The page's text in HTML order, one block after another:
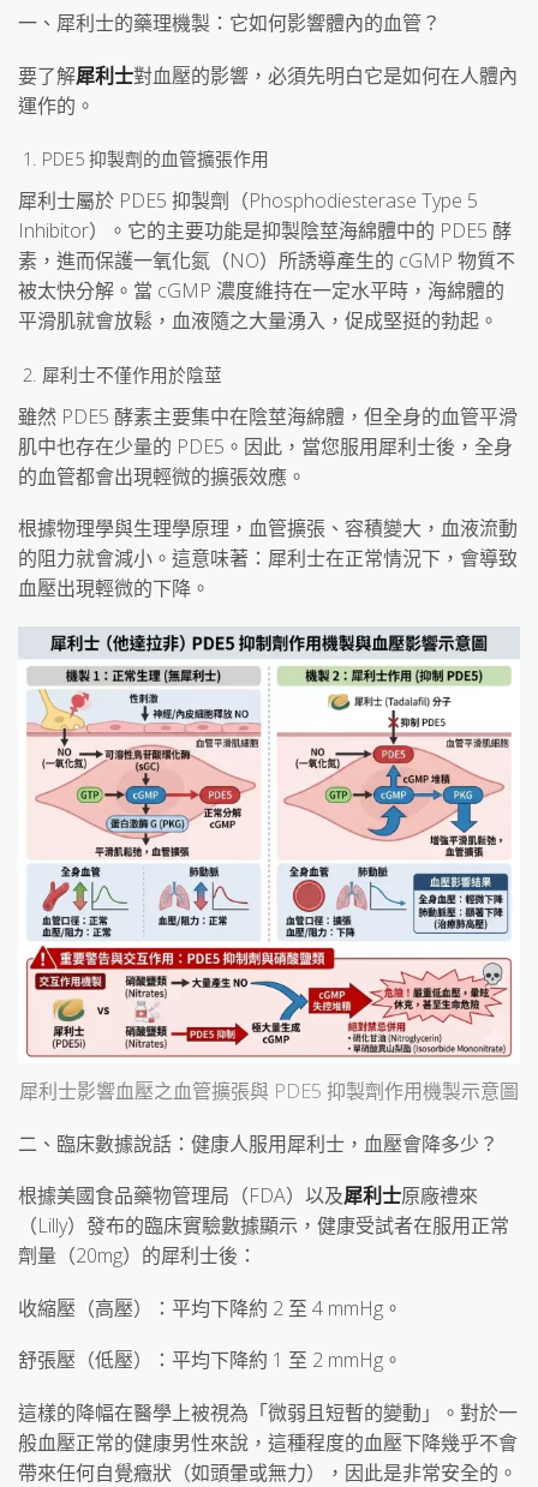
一、犀利士的藥理機製：它如何影響體內的血管？
要了解犀利士對血壓的影響，必須先明白它是如何在人體內
運作的。
PDE5 抑製劑的血管擴張作用
犀利士屬於 PDE5 抑製劑（Phosphodiesterase Type 5
Inhibitor）。它的主要功能是抑製陰莖海綿體中的 PDE5 酵
素，進而保護一氧化氮（NO）所誘導產生的 cGMP 物質不
被太快分解。當 cGMP 濃度維持在一定水平時，海綿體的
平滑肌就會放鬆，血液隨之大量湧入，促成堅挺的勃起。
犀利士不僅作用於陰莖
雖然 PDE5 酵素主要集中在陰莖海綿體，但全身的血管平滑
肌中也存在少量的 PDE5。因此，當您服用犀利士後，全身
的血管都會出現輕微的擴張效應。
根據物理學與生理學原理，血管擴張、容積變大，血液流動
的阻力就會減小。這意味著：犀利士在正常情況下，會導致
血壓出現輕微的下降。
犀利士影響血壓之血管擴張與 PDE5 抑製劑作用機製示意圖
二、臨床數據說話：健康人服用犀利士，血壓會降多少？
根據美國食品藥物管理局（FDA）以及犀利士原廠禮來
（Lilly）發布的臨床實驗數據顯示，健康受試者在服用正常
劑量（20mg）的犀利士後：
收縮壓（高壓）：平均下降約 2 至 4 mmHg。
舒張壓（低壓）：平均下降約 1 至 2 mmHg。
這樣的降幅在醫學上被視為「微弱且短暫的變動」。對於一
般血壓正常的健康男性來說，這種程度的血壓下降幾乎不會
帶來任何自覺癥狀（如頭暈或無力），因此是非常安全的。